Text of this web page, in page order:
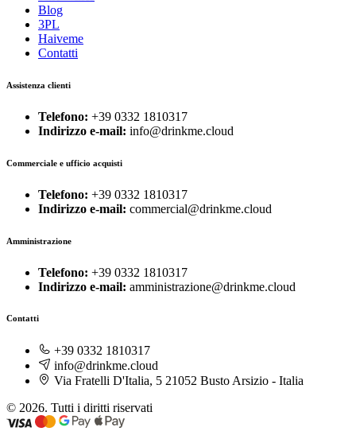
Blog
3PL
Haiveme
Contatti
Assistenza clienti
Telefono: +39 0332 1810317
Indirizzo e-mail: info@drinkme.cloud
Commerciale e ufficio acquisti
Telefono: +39 0332 1810317
Indirizzo e-mail: commercial@drinkme.cloud
Amministrazione
Telefono: +39 0332 1810317
Indirizzo e-mail: amministrazione@drinkme.cloud
Contatti
+39 0332 1810317
info@drinkme.cloud
Via Fratelli D'Italia, 5 21052 Busto Arsizio - Italia
© 2026. Tutti i diritti riservati